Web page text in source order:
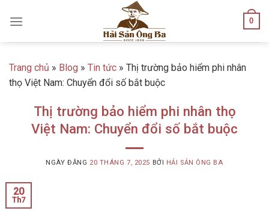
0
Trang chủ » Blog » Tin tức » Thị trường bảo hiểm phi nhân
thọ Việt Nam: Chuyển đổi số bắt buộc
Thị trường bảo hiểm phi nhân thọ
Việt Nam: Chuyển đổi số bắt buộc
NGÀY ĐĂNG 20 THÁNG 7, 2025 BỞI HẢI SẢN ÔNG BA
20
Th7